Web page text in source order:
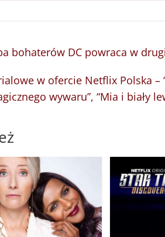
bohaterów DC powraca w
w ofercie Netflix Polska –
wywaru”, “Mia i biały